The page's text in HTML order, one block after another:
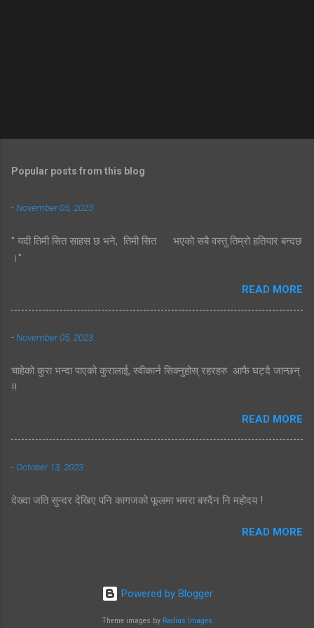
Popular posts from this blog
-November 05, 2023
" यदी तिमी सित साहस छ भने, तिमी सित भएको सबै वस्तु तिम्रो हतियार बन्दछ
।"
READ MORE
-November 05, 2023
चाहेको कुरा भन्दा पाएको कुरालाई, स्वीकार्न सिक्नुहोस् रहरहरु आफै घट्दै जान्छन्
!!
READ MORE
-October 13, 2023
देख्दा जति सुन्दर देखिए पनि कागजको फूलमा भमरा बस्दैन नि महोदय !
READ MORE
Powered by Blogger
Theme images by Radius Images